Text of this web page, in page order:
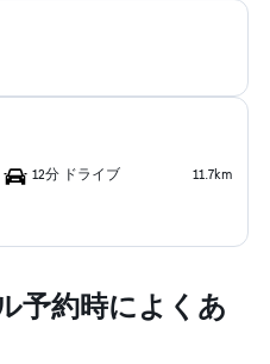
12分 ドライブ 11.7km
予約時によくあ